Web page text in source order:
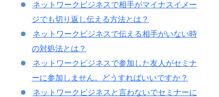
ネットワークビジネスで相手がマイナスイメー
ジでも切り返し伝える方法とは？
ネットワークビジネスで伝える相手がいない時
の対処法とは？
ネットワークビジネスで参加した友人がセミナ
ーに参加しません。どうすればいいですか？
ネットワークビジネスと言わないでセミナーに